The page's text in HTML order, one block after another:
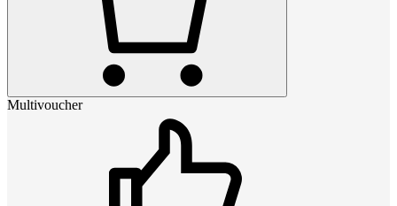
Multivoucher